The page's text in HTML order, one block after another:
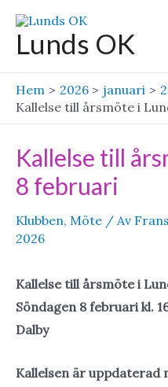
Hoppa
innehåll
Lunds OK
Hem 2026 januari
Kallelse till årsmöte i
Kallelse till
8 februari
Klubben, Möte / Av
2026
Kallelse till årsmöte i
Söndagen 8 februari kl.
Dalby
Kallelsen är uppdaterad